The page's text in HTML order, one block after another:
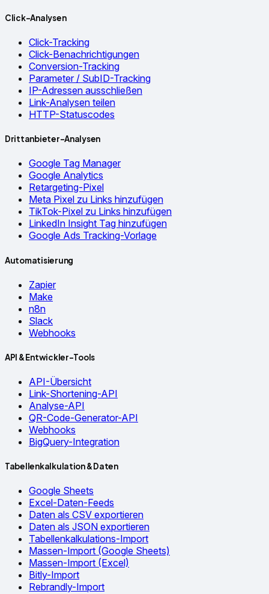
Click-Analysen
Click-Tracking
Click-Benachrichtigungen
Conversion-Tracking
Parameter / SubID-Tracking
IP-Adressen ausschließen
Link-Analysen teilen
HTTP-Statuscodes
Drittanbieter-Analysen
Google Tag Manager
Google Analytics
Retargeting-Pixel
Meta Pixel zu Links hinzufügen
TikTok-Pixel zu Links hinzufügen
LinkedIn Insight Tag hinzufügen
Google Ads Tracking-Vorlage
Automatisierung
Zapier
Make
n8n
Slack
Webhooks
API & Entwickler-Tools
API-Übersicht
Link-Shortening-API
Analyse-API
QR-Code-Generator-API
Webhooks
BigQuery-Integration
Tabellenkalkulation & Daten
Google Sheets
Excel-Daten-Feeds
Daten als CSV exportieren
Daten als JSON exportieren
Tabellenkalkulations-Import
Massen-Import (Google Sheets)
Massen-Import (Excel)
Bitly-Import
Rebrandly-Import